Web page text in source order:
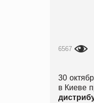
6567
30
в Киеве